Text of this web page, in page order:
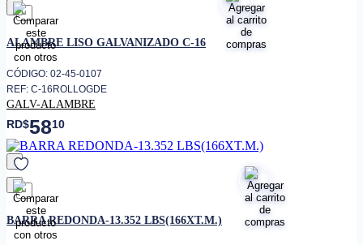
favorito
ALAMBRE LISO GALVANIZADO C-16
CÓDIGO: 02-45-0107
REF: C-16ROLLOGDE
GALV-ALAMBRE
RD$5810
favorito
BARRA REDONDA-13.352 LBS(166XT.M.)